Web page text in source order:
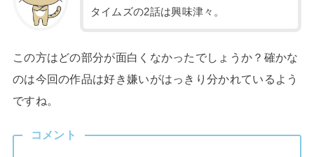
タイムズの2話は興味津々。
この方はどの部分が面白くなかったでしょうか？確かな
のは今回の作品は好き嫌いがはっきり分かれているよう
ですね。
コメント